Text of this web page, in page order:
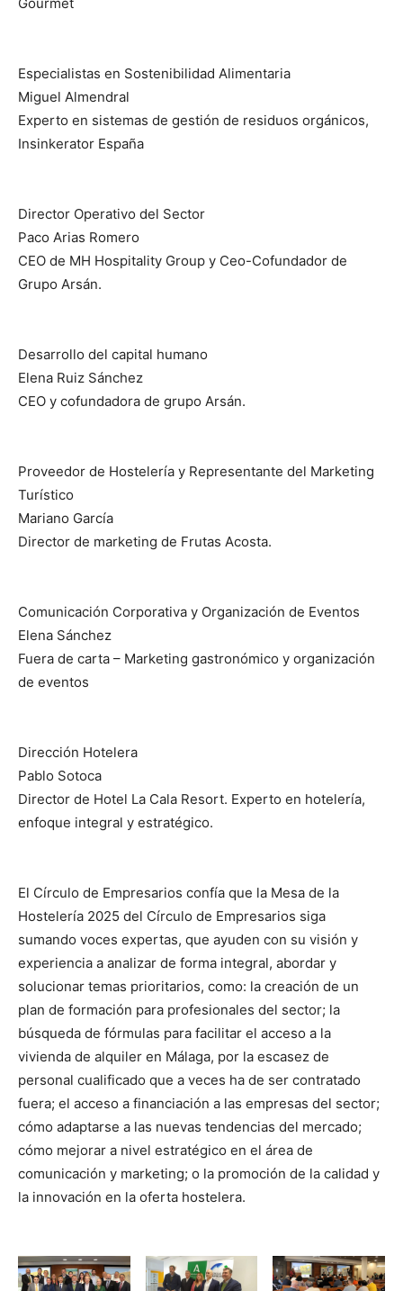
Especialistas en Sostenibilidad Alimentaria
Miguel Almendral
Experto en sistemas de gestión de residuos orgánicos,
Insinkerator España
Director Operativo del Sector
Paco Arias Romero
CEO de MH Hospitality Group y Ceo-Cofundador de
Grupo Arsán.
Desarrollo del capital humano
Elena Ruiz Sánchez
CEO y cofundadora de grupo Arsán.
Proveedor de Hostelería y Representante del Marketing
Turístico
Mariano García
Director de marketing de Frutas Acosta.
Comunicación Corporativa y Organización de Eventos
Elena Sánchez
Fuera de carta – Marketing gastronómico y organización
de eventos
Dirección Hotelera
Pablo Sotoca
Director de Hotel La Cala Resort. Experto en hotelería,
enfoque integral y estratégico.
El Círculo de Empresarios confía que la Mesa de la
Hostelería 2025 del Círculo de Empresarios siga
sumando voces expertas, que ayuden con su visión y
experiencia a analizar de forma integral, abordar y
solucionar temas prioritarios, como: la creación de un
plan de formación para profesionales del sector; la
búsqueda de fórmulas para facilitar el acceso a la
vivienda de alquiler en Málaga, por la escasez de
personal cualificado que a veces ha de ser contratado
fuera; el acceso a financiación a las empresas del sector;
cómo adaptarse a las nuevas tendencias del mercado;
cómo mejorar a nivel estratégico en el área de
comunicación y marketing; o la promoción de la calidad y
la innovación en la oferta hostelera.